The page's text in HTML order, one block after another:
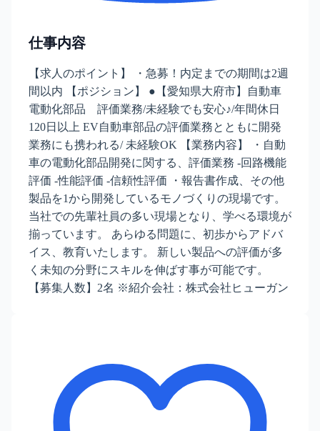
仕事内容
【求人のポイント】 ・急募！内定までの期間は2週
間以内 【ポジション】 ●【愛知県大府市】自動車
電動化部品 評価業務/未経験でも安心♪/年間休日
120日以上 EV自動車部品の評価業務とともに開発
業務にも携われる/ 未経験OK 【業務内容】 ・自動
車の電動化部品開発に関する、評価業務 -回路機能
評価 -性能評価 -信頼性評価 ・報告書作成、その他
製品を1から開発しているモノづくりの現場です。
当社での先輩社員の多い現場となり、学べる環境が
揃っています。 あらゆる問題に、初歩からアドバ
イス、教育いたします。 新しい製品への評価が多
く未知の分野にスキルを伸ばす事が可能です。
【募集人数】2名 ※紹介会社：株式会社ヒューガン